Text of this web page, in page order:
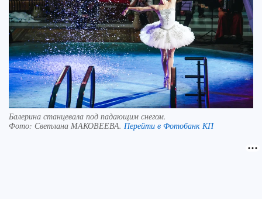
Балерина станцевала под падающим снегом.
Фото: Светлана МАКОВЕЕВА. Перейти в Фотобанк КП